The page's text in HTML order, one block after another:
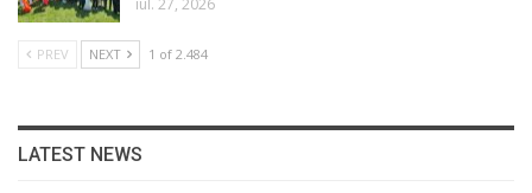
PREV NEXT 1 of 2.484
LATEST NEWS